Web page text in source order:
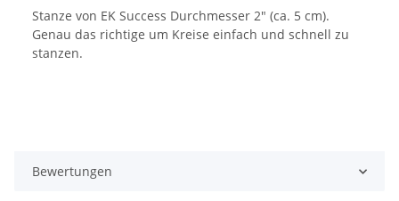
Stanze von EK Success Durchmesser 2" (ca. 5 cm).
Genau das richtige um Kreise einfach und schnell zu
stanzen.
Bewertungen